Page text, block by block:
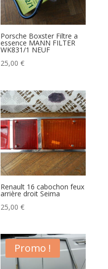
Porsche Boxster Filtre a
essence MANN FILTER
WK831/1 NEUF
25,00€
Renault 16 cabochon feux
arrière droit Seima
25,00€
Promo !